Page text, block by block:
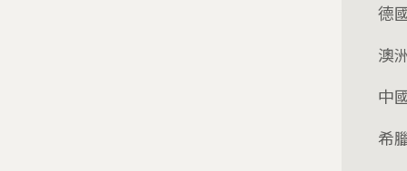
德
澳
中
希